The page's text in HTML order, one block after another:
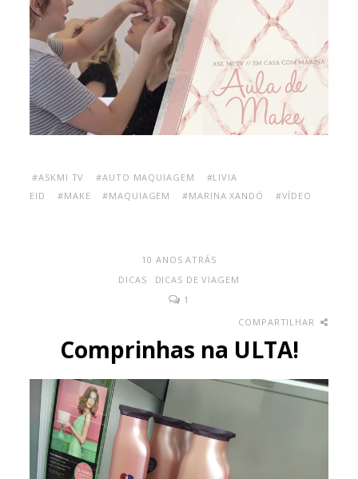
#ASKMI TV #AUTO MAQUIAGEM
#LIVIA
EID
#MAKE #MAQUIAGEM #MARINA XANDÓ #VÍDEO
10 ANOS ATRÁS
DICAS
DICAS DE VIAGEM
1
COMPARTILHAR
Comprinhas na ULTA!